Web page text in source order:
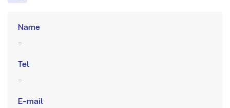
Name
-
Tel
-
E-mail